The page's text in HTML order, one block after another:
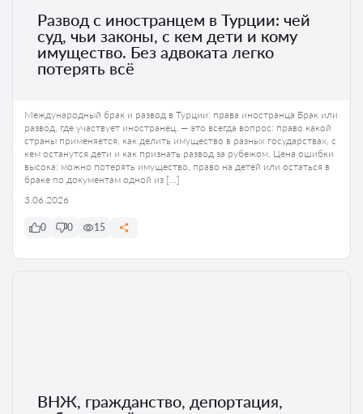
Развод с иностранцем в Турции: чей
суд, чьи законы, с кем дети и кому
имущество. Без адвоката легко
потерять всё
Международный брак и развод в Турции: права иностранца Брак или
развод, где участвует иностранец, — это всегда вопрос: право какой
страны применяется, как делить имущество в разных государствах, с
кем останутся дети и как признать развод за рубежом. Цена ошибки
высока: можно потерять имущество, право на детей или остаться в
браке по документам одной из […]
3.06.2026
0 0 15
ВНЖ, гражданство, депортация,